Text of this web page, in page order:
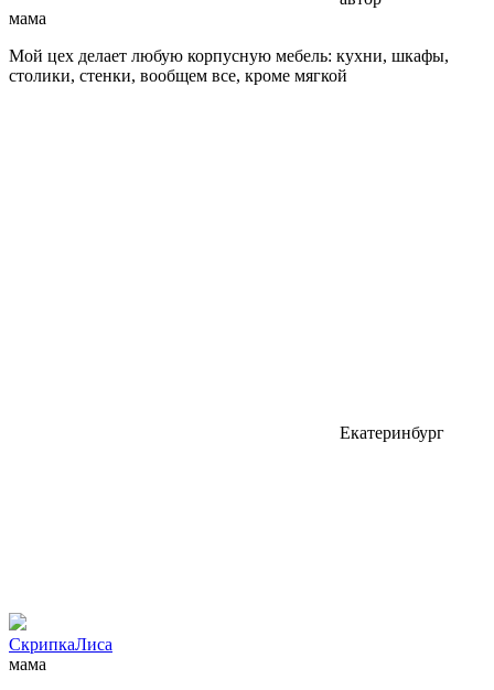
мама
Мой цех делает любую корпусную мебель: кухни, шкафы,
столики, стенки, вообщем все, кроме мягкой
Екатеринбург
СкрипкаЛиса
мама